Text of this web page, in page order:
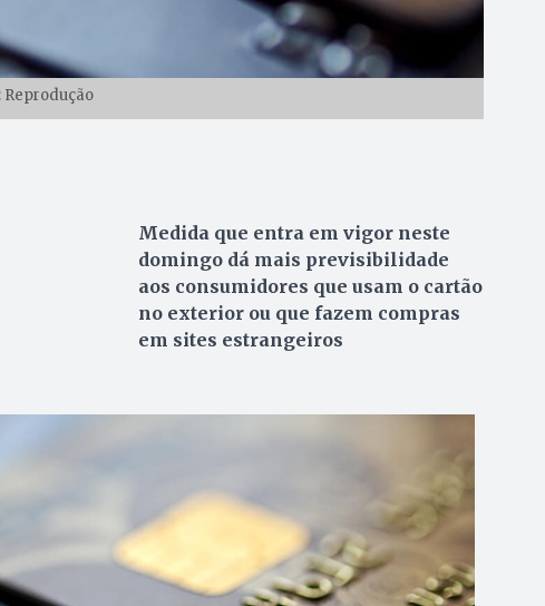
Reprodução
Medida que entra em vigor neste
domingo dá mais previsibilidade
aos consumidores que usam o cartão
no exterior ou que fazem compras
em sites estrangeiros